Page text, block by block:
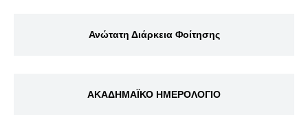
Ανώτατη Διάρκεια Φοίτησης
ΑΚΑΔΗΜΑΪΚΟ ΗΜΕΡΟΛΟΓΙΟ